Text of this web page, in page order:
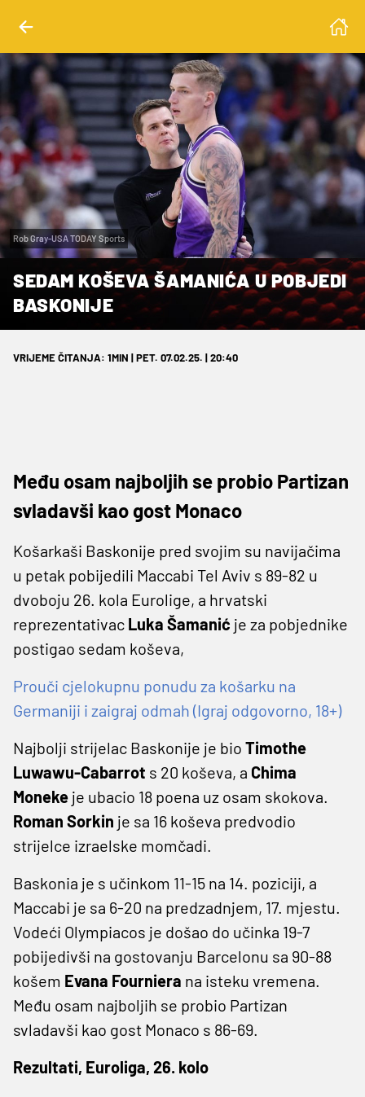
Rob Gray-USA TODAY Sports
SEDAM KOŠEVA ŠAMANIĆA U POBJEDI
BASKONIJE
VRIJEME ČITANJA: 1MIN | PET. 07.02.25. | 20:40
Među osam najboljih se probio Partizan
svladavši kao gost Monaco
Košarkaši Baskonije pred svojim su navijačima
u petak pobijedili Maccabi Tel Aviv s 89-82 u
dvoboju 26. kola Eurolige, a hrvatski
reprezentativac Luka Šamanić je za pobjednike
postigao sedam koševa,
Prouči cjelokupnu ponudu za košarku na
Germaniji i zaigraj odmah (Igraj odgovorno, 18+)
Najbolji strijelac Baskonije je bio Timothe
Luwawu-Cabarrot s 20 koševa, a Chima
Moneke je ubacio 18 poena uz osam skokova.
Roman Sorkin je sa 16 koševa predvodio
strijelce izraelske momčadi.
Baskonia je s učinkom 11-15 na 14. poziciji, a
Maccabi je sa 6-20 na predzadnjem, 17. mjestu.
Vodeći Olympiacos je došao do učinka 19-7
pobijedivši na gostovanju Barcelonu sa 90-88
košem Evana Fourniera na isteku vremena.
Među osam najboljih se probio Partizan
svladavši kao gost Monaco s 86-69.
Rezultati, Euroliga, 26. kolo